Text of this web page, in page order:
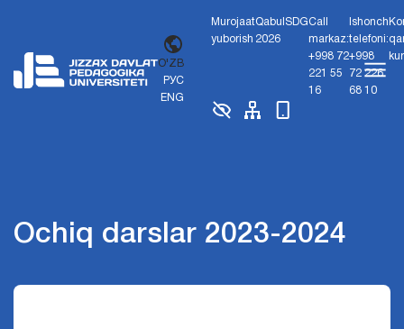
O'ZB
РУС
ENG
Murojaat
yuborish
Qabul
2026
SDGCall
markaz:
+998 72
221 55
16
Ishonch
telefoni:
+998
72 226
68 10
Ochiq darslar 2023-2024